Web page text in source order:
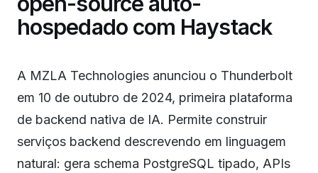
hospedado com Haystack
A MZLA Technologies anunciou o Thunderbolt
em 10 de outubro de 2024, primeira plataforma
de backend nativa de IA. Permite construir
serviços backend descrevendo em linguagem
natural: gera schema PostgreSQL tipado, APIs